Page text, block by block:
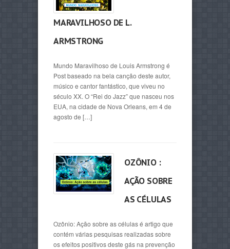
MARAVILHOSO DE L.
ARMSTRONG
Mundo Maravilhoso de Louis Armstrong é
Post baseado na bela canção deste autor,
músico e cantor fantástico, que viveu no
século XX. O “Rei do Jazz” que nasceu nos
EUA, na cidade de Nova Orleans, em 4 de
agosto de […]
OZÔNIO :
AÇÃO SOBRE
AS CÉLULAS
Ozônio: Ação sobre as células é artigo que
contém várias pesquisas realizadas sobre
os efeitos positivos deste gás na prevenção